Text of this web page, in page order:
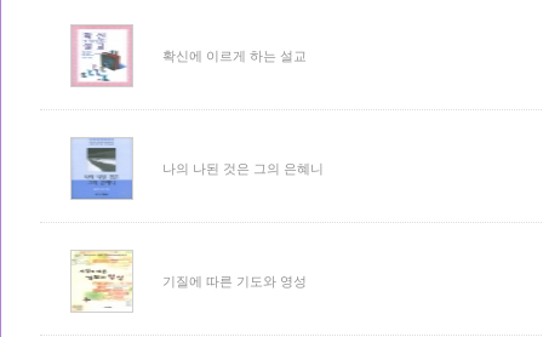
확신에 이르게 하는 설교
나의 나된 것은 그의 은혜니
기질에 따른 기도와 영성